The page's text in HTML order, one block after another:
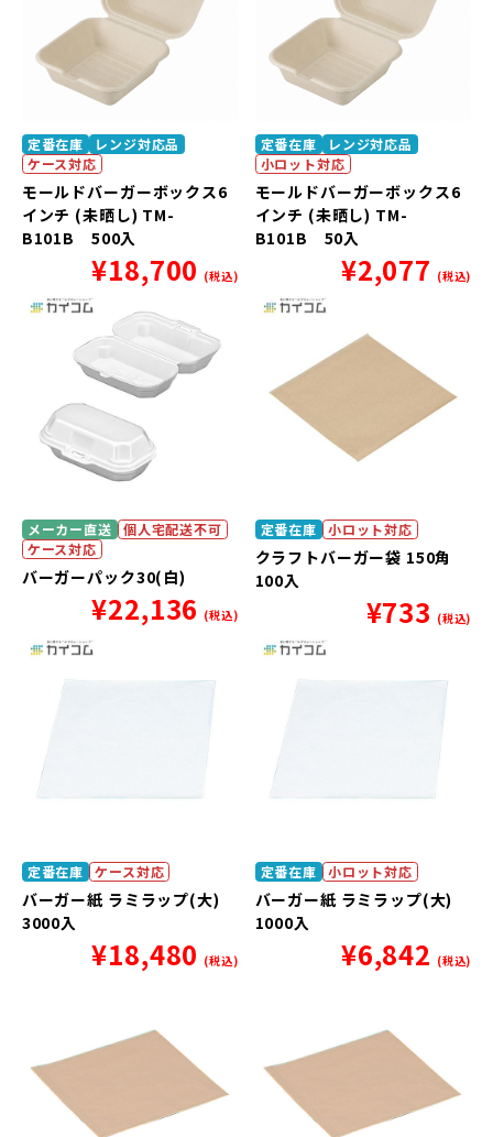
定番在庫
レンジ対応品
ケース対応
モールドバーガーボックス6
インチ (未晒し) TM-
B101B 500入
¥18,700 (税込)
定番在庫
レンジ対応品
小ロット対応
モールドバーガーボックス6
インチ (未晒し) TM-
B101B 50入
¥2,077 (税込)
メーカー直送
個人宅配送不可
ケース対応
バーガーパック30(白)
¥22,136 (税込)
定番在庫 小ロット対応
クラフトバーガー袋 150角
100入
¥733 (税込)
定番在庫 ケース対応
バーガー紙 ラミラップ(大)
3000入
¥18,480 (税込)
定番在庫 小ロット対応
バーガー紙 ラミラップ(大)
1000入
¥6,842 (税込)